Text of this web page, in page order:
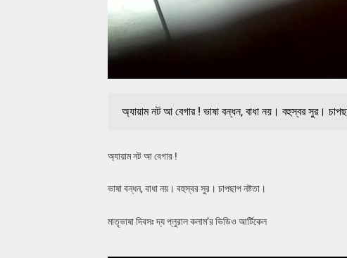
অ্যায়াম নট আ বেগার ! ভাষা বন্ধন, বাধা নয়। বহুস্বর সুর।
অ্যায়াম নট আ বেগার !
ভাষা বন্ধন, বাধা নয়। বহুস্বর সুর। চাপছাপ নষ্টতা।
মাতৃভাষা দিবসঃ দ্য প্লুরাল কলাম’র ভিডিও আর্টিকেল